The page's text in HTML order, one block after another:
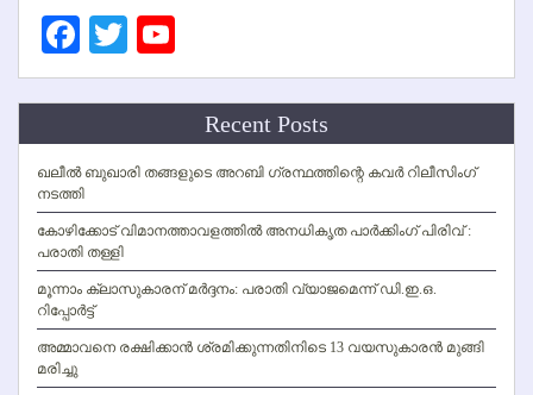
Facebook
Twitter
Channel
Recent Posts
ഖലീല്‍ ബുഖാരി തങ്ങളുടെ അറബി ഗ്രന്ഥത്തിന്റെ കവര്‍ റിലീസിംഗ്
നടത്തി
കോഴിക്കോട് വിമാനത്താവളത്തില്‍ അനധികൃത പാര്‍ക്കിംഗ് പിരിവ് :
പരാതി തള്ളി
മൂന്നാം ക്ലാസുകാരന് മര്‍ദ്ദനം: പരാതി വ്യാജമെന്ന് ഡി.ഇ.ഒ.
റിപ്പോര്‍ട്ട്
അമ്മാവനെ രക്ഷിക്കാന്‍ ശ്രമിക്കുന്നതിനിടെ 13 വയസുകാരന്‍ മുങ്ങി
മരിച്ചു